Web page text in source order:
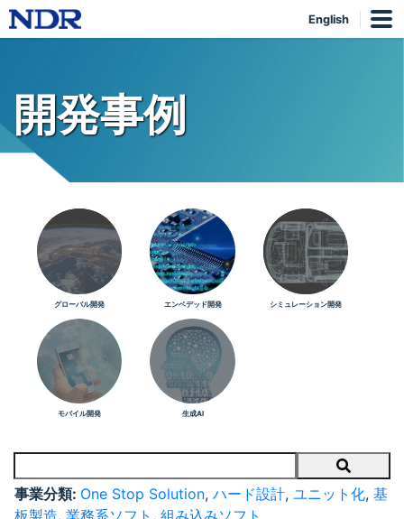
English
開発事例
グローバル開発 エンベデッド開発 シミュレーション開発
モバイル開発 生成AI
Search
事業分類: One Stop Solution, ハード設計, ユニット化, 基
板製造, 業務系ソフト , 組み込みソフト